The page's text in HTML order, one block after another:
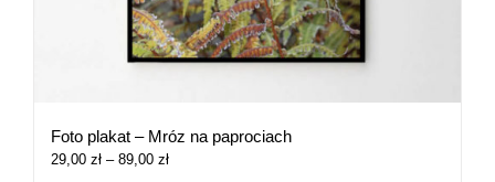
Foto plakat – Mróz na paprociach
29,00 zł – 89,00 złZakres